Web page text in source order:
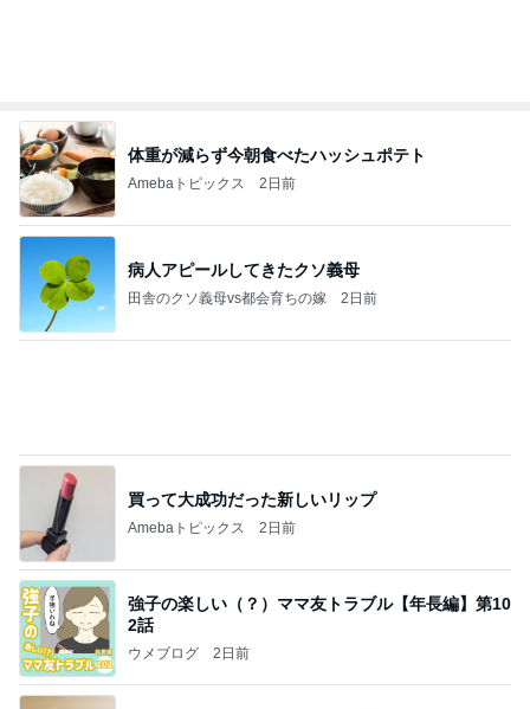
体重が減らず今朝食べたハッシュポテト
Amebaトピックス 2日前
病人アピールしてきたクソ義母
田舎のクソ義母vs都会育ちの嫁 2日前
買って大成功だった新しいリップ
Amebaトピックス 2日前
強子の楽しい（？）ママ友トラブル【年長編】第10
2話
ウメブログ 2日前